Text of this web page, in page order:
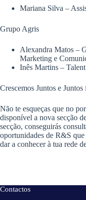
Mariana Silva –
Grupo Agris
Alexandra Matos –
Marketing e
Inês Martins –
Crescemos Juntos e
Não te esqueças que no
disponível a nova secção
secção, conseguirás
oportunidades de R&S
dar a conhecer à tua rede
Contactos